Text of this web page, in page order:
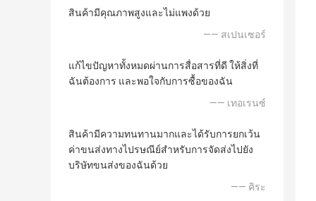
สินค้ามีคุณภาพสูงและไม่แพงด้วย
—— สเปนเซอร์
แก้ไขปัญหาทั้งหมดผ่านการสื่อสารที่ดี ให้สิ่งที่
ฉันต้องการ และพอใจกับการซื้อของฉัน
—— เทอเรนซ์
สินค้ามีความทนทานมากและได้รับการยกเว้น
ค่าขนส่งทางไปรษณีย์สำหรับการจัดส่งไปยัง
บริษัทขนส่งของฉันด้วย
—— คิระ